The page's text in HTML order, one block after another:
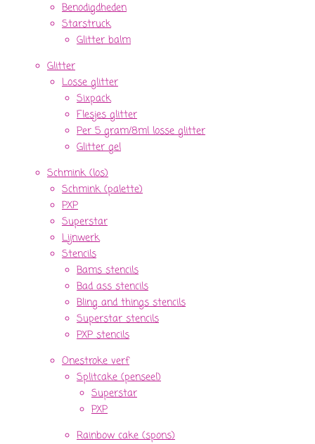
Benodigdheden
Starstruck
Glitter balm
Glitter
Losse glitter
Sixpack
Flesjes glitter
Per 5 gram/8ml losse glitter
Glitter gel
Schmink (los)
Schmink (palette)
PXP
Superstar
Lijnwerk
Stencils
Bams stencils
Bad ass stencils
Bling and things stencils
Superstar stencils
PXP stencils
Onestroke verf
Splitcake (penseel)
Superstar
PXP
Rainbow cake (spons)